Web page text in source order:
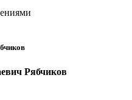
Рябчиков